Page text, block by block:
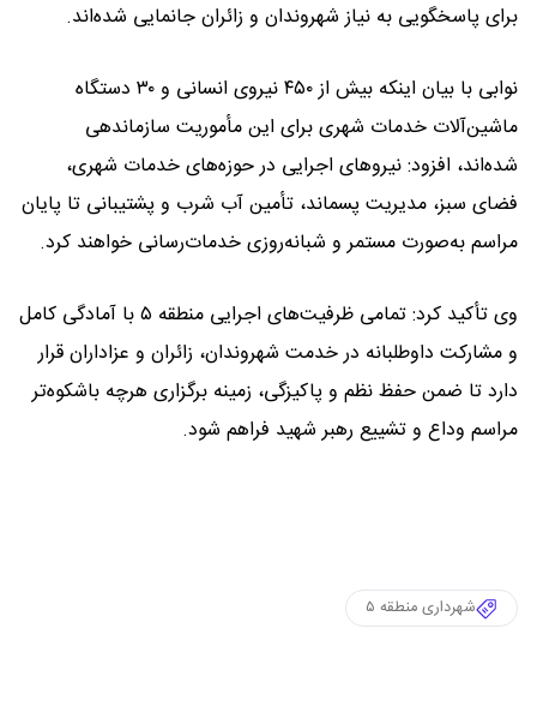
برای پاسخگویی به نیاز شهروندان و زائران جانمایی شده‌اند.
‎نوابی با بیان اینکه بیش از ۴۵۰ نیروی انسانی و ۳۰ دستگاه
ماشین‌آلات خدمات شهری برای این مأموریت سازماندهی
شده‌اند، افزود: نیروهای اجرایی در حوزه‌های خدمات شهری،
فضای سبز، مدیریت پسماند، تأمین آب شرب و پشتیبانی تا پایان
مراسم به‌صورت مستمر و شبانه‌روزی خدمات‌رسانی خواهند کرد.
‎وی تأکید کرد: تمامی ظرفیت‌های اجرایی منطقه ۵ با آمادگی کامل
و مشارکت داوطلبانه در خدمت شهروندان، زائران و عزاداران قرار
دارد تا ضمن حفظ نظم و پاکیزگی، زمینه برگزاری هرچه باشکوه‌تر
مراسم وداع و تشییع رهبر شهید فراهم شود.
شهرداری منطقه ۵